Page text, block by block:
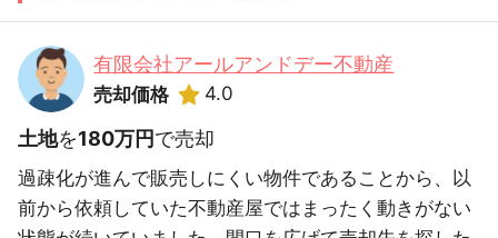
有限会社アールアンドデー不動産
売却価格 4.0
土地を180万円で売却
過疎化が進んで販売しにくい物件であることから、以
前から依頼していた不動産屋ではまったく動きがない